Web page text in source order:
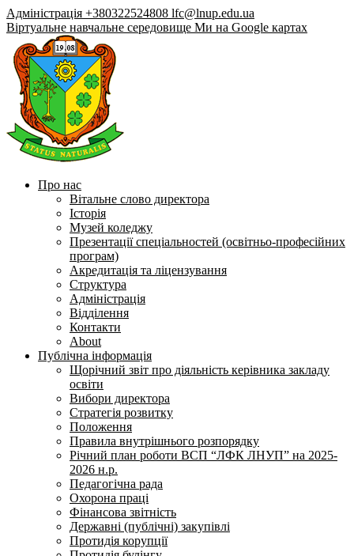
Адміністрація +380322524808 lfc@lnup.edu.ua
Віртуальне навчальне середовище Ми на Google картах
Про нас
Вітальне слово директора
Історія
Музей коледжу
Презентації спеціальностей (освітньо-професійних
програм)
Акредитація та ліцензування
Структура
Адміністрація
Відділення
Контакти
About
Публічна інформація
Щорічний звіт про діяльність керівника закладу
освіти
Вибори директора
Стратегія розвитку
Положення
Правила внутрішнього розпорядку
Річний план роботи ВСП “ЛФК ЛНУП” на 2025-
2026 н.р.
Педагогічна рада
Охорона праці
Фінансова звітність
Державні (публічні) закупівлі
Протидія корупції